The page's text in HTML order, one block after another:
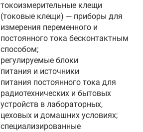
токоизмерительные клещи
(токовые клещи) — приборы для
измерения переменного и
постоянного тока бесконтактным
способом;
регулируемые блоки
питания и источники
питания постоянного тока для
радиотехнических и бытовых
устройств в лабораторных,
цеховых и домашних условиях;
специализированные